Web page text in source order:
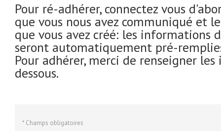
Pour ré-adhérer, connectez vous
que vous nous avez communiqué et
que vous avez créé: les informations
seront automatiquement pré-
Pour adhérer, merci de renseigner
dessous.
* Champs obligatoires